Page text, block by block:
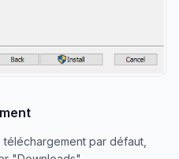
par défaut,